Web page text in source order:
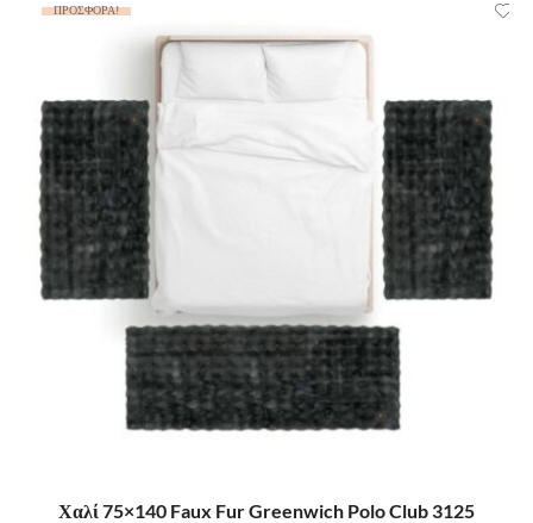
ΠΡΟΣΦΟΡΆ!
ΠΡΟΣΘΉΚΗ ΣΤΟ ΚΑΛΆΘΙ
Χαλί 75×140 Faux Fur Greenwich Polo Club 3125